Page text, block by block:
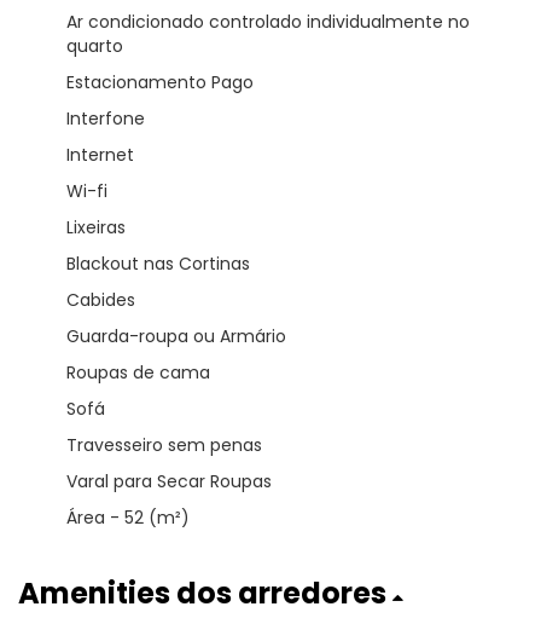
Ar condicionado controlado individualmente no
quarto
Estacionamento Pago
Interfone
Internet
Wi-fi
Lixeiras
Blackout nas Cortinas
Cabides
Guarda-roupa ou Armário
Roupas de cama
Sofá
Travesseiro sem penas
Varal para Secar Roupas
Área - 52 (m²)
Amenities dos arredores